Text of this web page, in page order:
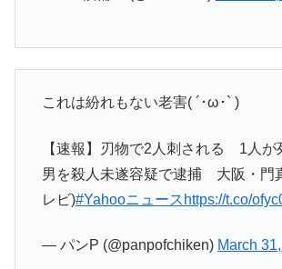
これは紛れもない老害( ´･ω･` )
【速報】刃物で2人刺される 1人
男を殺人未遂容疑で逮捕 大阪・門
レビ)#Yahooニュース https://t.co/
— パンP (@panpofchiken) March